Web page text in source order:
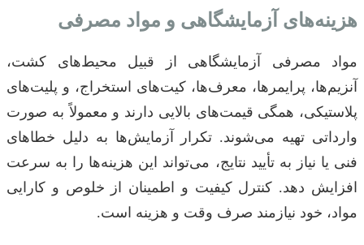
هزینه‌های آزمایشگاهی و مواد مصرفی
مواد مصرفی آزمایشگاهی از قبیل محیط‌های کشت،
آنزیم‌ها، پرایمرها، معرف‌ها، کیت‌های استخراج، و پلیت‌های
پلاستیکی، همگی قیمت‌های بالایی دارند و معمولاً به صورت
وارداتی تهیه می‌شوند. تکرار آزمایش‌ها به دلیل خطاهای
فنی یا نیاز به تأیید نتایج، می‌تواند این هزینه‌ها را به سرعت
افزایش دهد. کنترل کیفیت و اطمینان از خلوص و کارایی
مواد، خود نیازمند صرف وقت و هزینه است.